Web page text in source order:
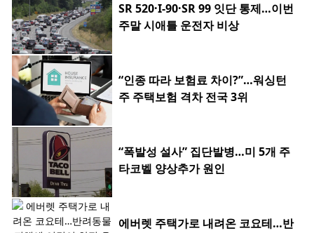
SR 520·I-90·SR 99 잇단 통제…이번
주말 시애틀 운전자 비상
“인종 따라 보험료 차이?”…워싱턴
주 주택보험 격차 전국 3위
“폭발성 설사” 집단발병…미 5개 주
타코벨 양상추가 원인
에버렛 주택가로 내려온 코요테…반